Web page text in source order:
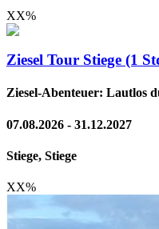
XX%
Ziesel Tour Stiege (1
Ziesel-Abenteuer: Lautlos
07.08.2026 - 31.12.2027
Stiege, Stiege
XX%